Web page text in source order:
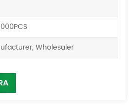
Wholesaler